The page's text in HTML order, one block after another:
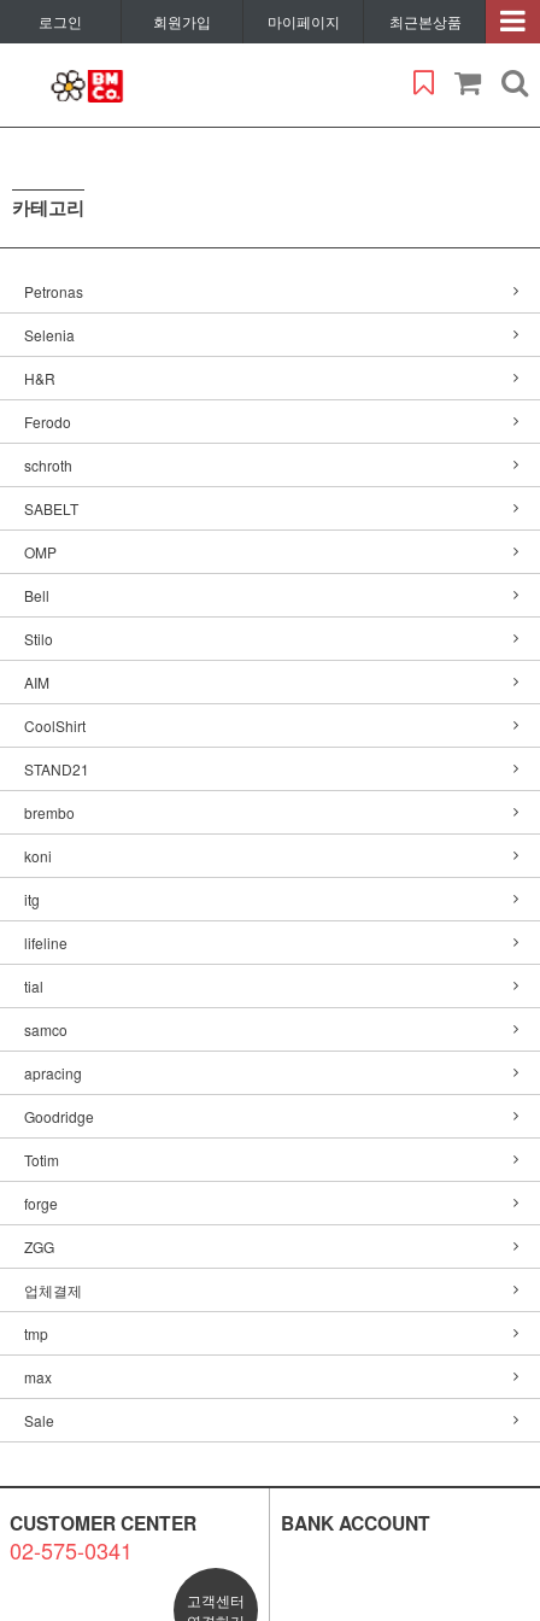
로그인 회원가입 마이페이지 최근본상품
카테고리
Petronas
Selenia
H&R
Ferodo
schroth
SABELT
OMP
Bell
Stilo
AIM
CoolShirt
STAND21
brembo
koni
itg
lifeline
tial
samco
apracing
Goodridge
Totim
forge
ZGG
업체결제
tmp
max
Sale
CUSTOMER CENTER
02-575-0341
고객센터
BANK ACCOUNT